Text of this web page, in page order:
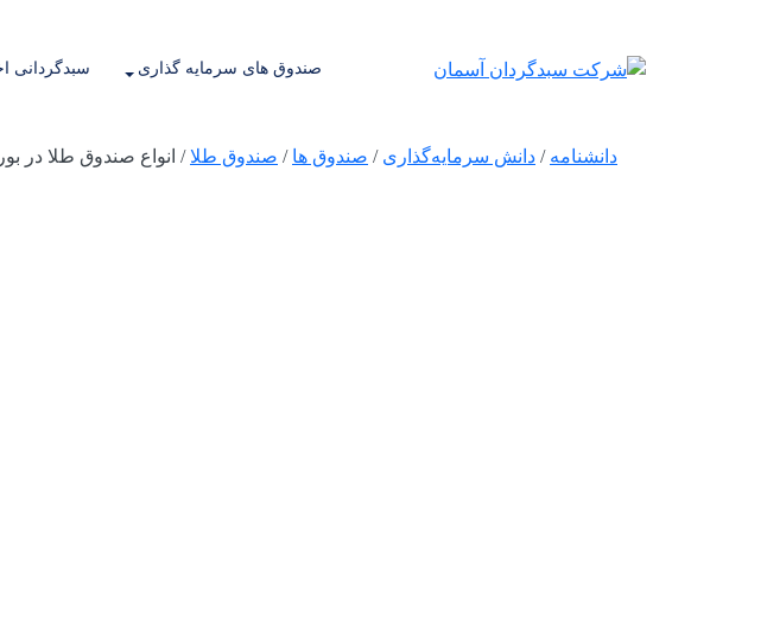
صندوق های سرمایه گذاری سبدگردانی
دانشنامه / دانش سرمایه‌گذاری / صندوق ها / صندوق طلا/ انواع صندوق طلا در